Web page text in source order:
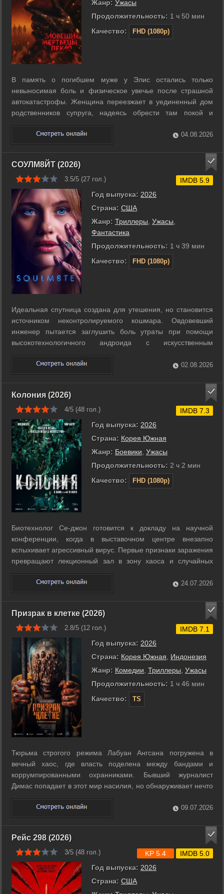
Жанр: Ужасы
Продолжительность: 1 ч 50 мин
Качество:
FHD (1080p)
В память о погибшем муже у Элис остались только
невыносимая боль и физическое увечье после страшной
автокатастрофы. Женщина переезжает в уединенный дом
родственников супруга, надеясь обрести там покой и
исцеление. Однако вместо утешения она находит на
чердаке древнюю книгу, открывающую врата в мир
кошмаров. Демонические силы проникают в жилище и ...
04.08.2026
СОУЛМ8ЙТ (2026)
3.5/5 (27 гол.)
Год выпуска: 2026
Страна: США
Жанр: Триллеры Ужасы
Фантастика
Продолжительность: 1 ч 39 мин
Качество:
FHD (1080p)
IMDB 5.9
Идеальная спутница создана для утешения, но становится
источником неконтролируемого кошмара. Овдовевший
инженер пытается заглушить боль утраты при помощи
высокотехнологичного андроида с искусственным
интеллектом. Сначала устройство кажется безупречным
помощником, настроенным на эмоциональную поддержку.
Дэвид постепенно перепрограммирует систему, ...
02.08.2026
Колония (2026)
4/5 (48 гол.)
Год выпуска: 2026
Страна: Корея Южная
Жанр: Боевики Ужасы
Продолжительность: 2 ч 2 мин
Качество:
FHD (1080p)
IMDB 7.3
Биотехнолог Се-джон готовится к докладу на научной
конференции, когда в выставочном центре внезапно
вспыхивает агрессивный вирус. Первые признаки заражения
превращают лекционный зал в зону хаоса и случайных
смертей. Власти немедленно блокируют здание, запирая
всех присутствующих внутри вместе с быстро
меняющимися мутантами. Се-джон пытается найти ...
24.07.2026
Призрак в клетке (2026)
2.8/5 (12 гол.)
Год выпуска: 2026
Страна: Корея Южная
Индонезия
Жанр: Комедии Триллеры Ужасы
Продолжительность: 1 ч 46 мин
Качество:
TS
IMDB 7.1
Тюрьма строгого режима Лабуан Ангсана погружена в
вечный хаос, где власть поделена между бандами и
коррумпированными охранниками. Бывший журналист
Димас попадает в этот мир насилия, но обнаруживает нечто
более страшное, чем человеческая жестокость. В застенках
начинают находить тела, тела участников разборок застыли
в вычурных театральных позах. ...
09.07.2026
Рейс 298 (2026)
3/5 (48 гол.)
Год выпуска: 2026
Страна: США
KP 5.4 IMDB 5.0